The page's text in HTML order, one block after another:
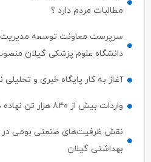
مطالبات مردم دارد ؟
سرپرست معاونت توسعه مدیریت،
دانشگاه علوم پزشکی گیلان
آغاز به کار پایگاه خبری و تحلیلی
واردات بیش از ۸۴۰ هزار تن نهاده دامی از بنادر كاسپین و انزلی
نقش ظرفیت‌های صنعتی بومی در
بهداشتی گیلان